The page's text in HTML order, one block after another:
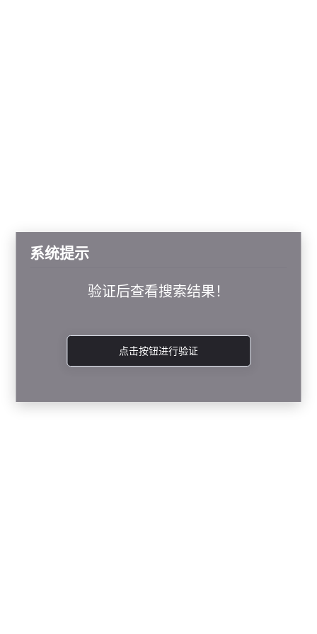
系统提示
验证后查看搜索结果！
点击按钮进行验证